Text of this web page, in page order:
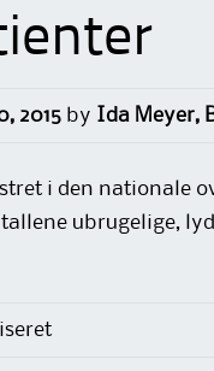
2015 by Ida Meyer,
i den nationale
ubrugelige,